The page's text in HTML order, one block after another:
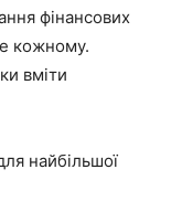
фінансових
кожному.
вміти
найбільшої